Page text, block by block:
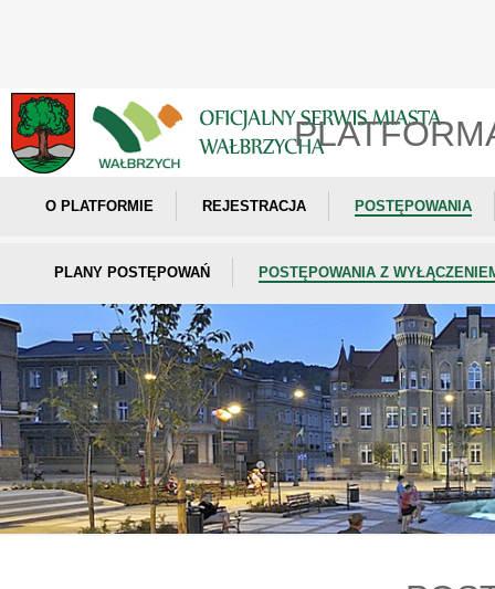
O PLATFORMIE REJESTRACJA POSTĘPOWANIA
PLANY POSTĘPOWAŃ POSTĘPOWANIA Z